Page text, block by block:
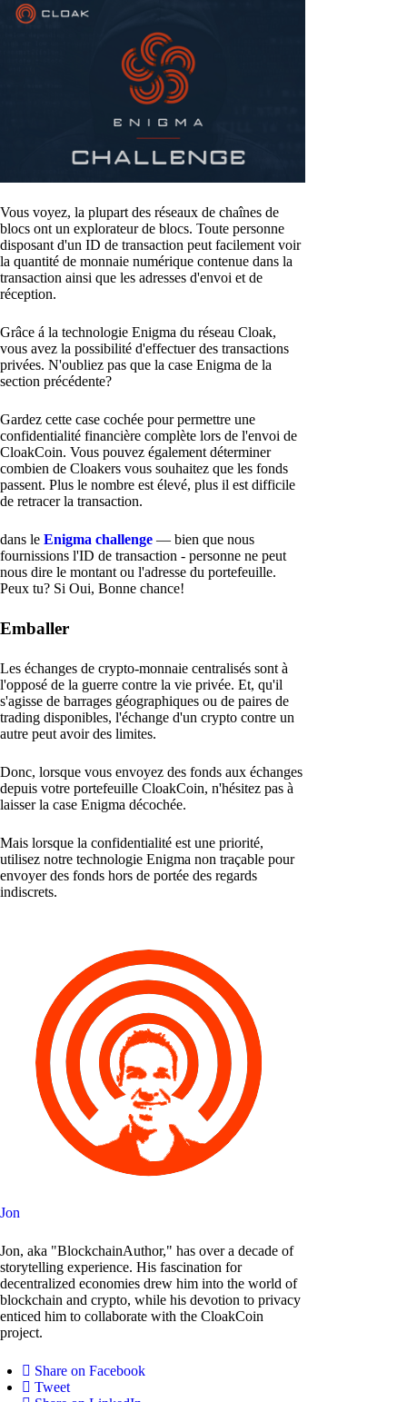
Vous voyez, la plupart des réseaux de chaînes de
blocs ont un explorateur de blocs. Toute personne
disposant d'un ID de transaction peut facilement voir
la quantité de monnaie numérique contenue dans la
transaction ainsi que les adresses d'envoi et de
réception.
Grâce á la technologie Enigma du réseau Cloak,
vous avez la possibilité d'effectuer des transactions
privées. N'oubliez pas que la case Enigma de la
section précédente?
Gardez cette case cochée pour permettre une
confidentialité financière complète lors de l'envoi de
CloakCoin. Vous pouvez également déterminer
combien de Cloakers vous souhaitez que les fonds
passent. Plus le nombre est élevé, plus il est difficile
de retracer la transaction.
dans le Enigma challenge — bien que nous
fournissions l'ID de transaction - personne ne peut
nous dire le montant ou l'adresse du portefeuille.
Peux tu? Si Oui, Bonne chance!
Emballer
Les échanges de crypto-monnaie centralisés sont à
l'opposé de la guerre contre la vie privée. Et, qu'il
s'agisse de barrages géographiques ou de paires de
trading disponibles, l'échange d'un crypto contre un
autre peut avoir des limites.
Donc, lorsque vous envoyez des fonds aux échanges
depuis votre portefeuille CloakCoin, n'hésitez pas à
laisser la case Enigma décochée.
Mais lorsque la confidentialité est une priorité,
utilisez notre technologie Enigma non traçable pour
envoyer des fonds hors de portée des regards
indiscrets.
Jon
Jon, aka "BlockchainAuthor," has over a decade of
storytelling experience. His fascination for
decentralized economies drew him into the world of
blockchain and crypto, while his devotion to privacy
enticed him to collaborate with the CloakCoin
project.
Share on Facebook
Tweet